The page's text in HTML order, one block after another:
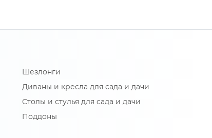
Шезлонги
Диваны и кресла для сада и дачи
Столы и стулья для сада и дачи
Поддоны